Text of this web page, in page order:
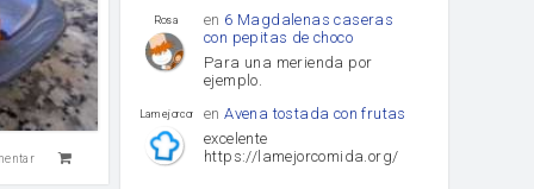
Rosa en 6 Magdalenas caseras
con pepitas de choco
Para una merienda por
ejemplo.
lamejorcomida
enAvena tostada con frutas
excelente
https://lamejorcomida.org/